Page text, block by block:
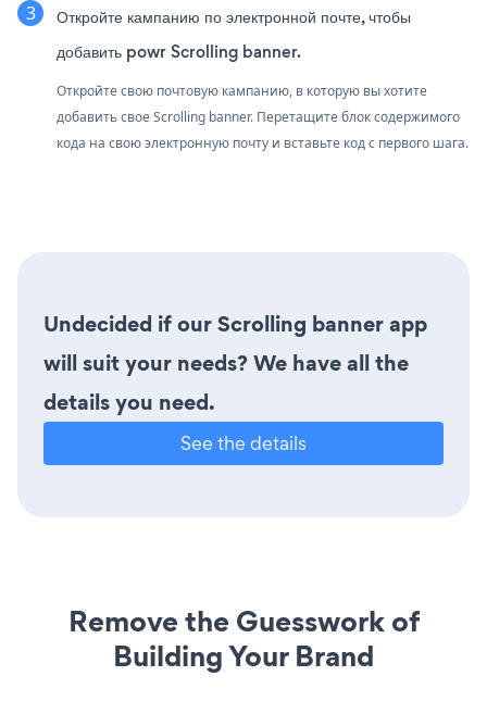
Откройте кампанию по электронной почте, чтобы
добавить powr Scrolling banner.
Откройте свою почтовую кампанию, в которую вы хотите
добавить свое Scrolling banner. Перетащите блок содержимого
кода на свою электронную почту и вставьте код с первого шага.
Undecided if our Scrolling banner app
will suit your needs? We have all the
details you need.
See the details
Remove the Guesswork of
Building Your Brand